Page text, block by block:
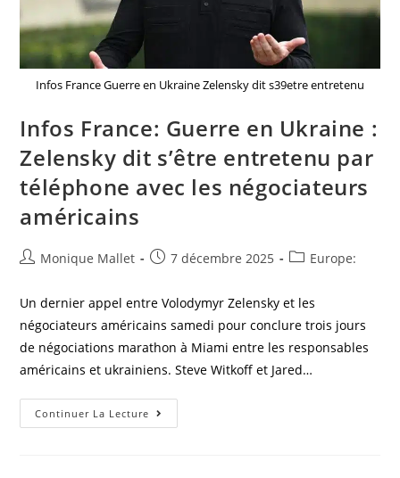
Infos France Guerre en Ukraine Zelensky dit s39etre entretenu
Infos France: Guerre en Ukraine :
Zelensky dit s’être entretenu par
téléphone avec les négociateurs
américains
Auteur/autrice
publication :
Monique Mallet
Post7 décembre 2025
PostEurope:
Un dernier appel entre Volodymyr Zelensky et les
négociateurs américains samedi pour conclure trois jours
de négociations marathon à Miami entre les responsables
américains et ukrainiens. Steve Witkoff et Jared…
Continuer La Lecture Infos
France: